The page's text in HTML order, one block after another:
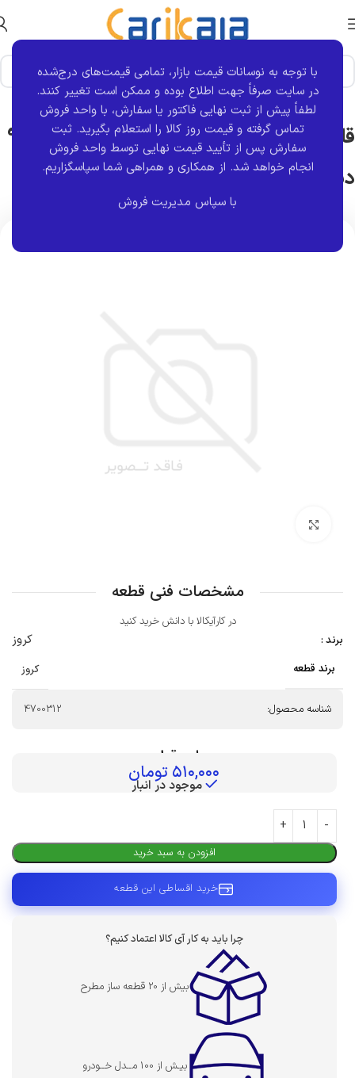
با توجه به نوسانات قیمت بازار، تمامی قیمت‌های درج‌شده
در سایت صرفاً جهت اطلاع بوده و ممکن است تغییر کنند.
لطفاً پیش از ثبت نهایی فاکتور یا سفارش، با واحد فروش
تماس گرفته و قیمت روز کالا را استعلام بگیرید. ثبت
سفارش پس از تأیید قیمت نهایی توسط واحد فروش
انجام خواهد شد. از همکاری و همراهی شما سپاسگزاریم.
با سپاس مدیریت فروش
خانه برند قطعه کروز
قاب آینه سمت راست مشکی آبنوس 9998
دنا | کروز
مشخصات فنی قطعه
در کارآیکالا با دانش خرید کنید
برند :
کروز
برند قطعه کروز
شناسه محصول: 4700312
بهای قطعه :
۵۱۰,۰۰۰ تومان
موجود در انبار
افزودن به سبد خرید
خرید اقساطی این قطعه
چرا باید به کار آی کالا اعتماد کنیم؟
بیش از 20 قطعه ساز مطرح
بیـش از 100 مــدل خــودرو